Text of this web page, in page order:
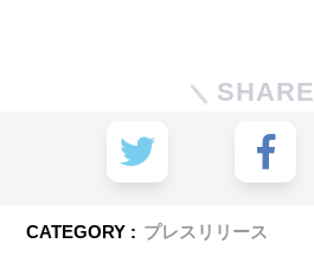
SHARE
CATEGORY : プレスリリース